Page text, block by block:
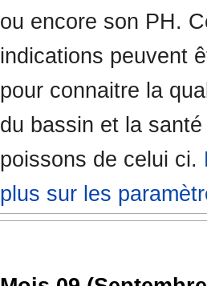
ou encore son PH.
indications peuvent
pour connaitre la
du bassin et la
poissons de celui ci.
plus sur les